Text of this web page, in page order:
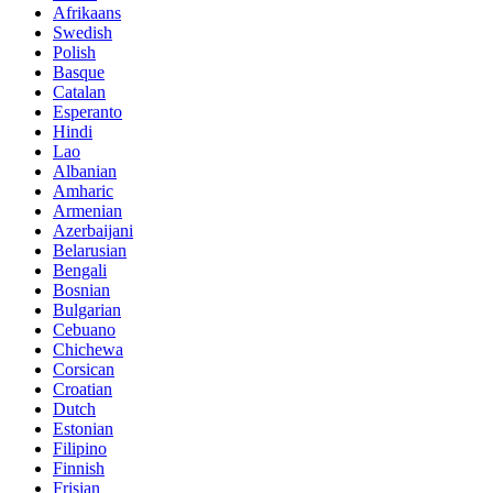
Afrikaans
Swedish
Polish
Basque
Catalan
Esperanto
Hindi
Lao
Albanian
Amharic
Armenian
Azerbaijani
Belarusian
Bengali
Bosnian
Bulgarian
Cebuano
Chichewa
Corsican
Croatian
Dutch
Estonian
Filipino
Finnish
Frisian